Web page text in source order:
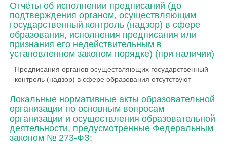
Отчёты об исполнении предписаний (до
подтверждения органом, осуществляющим
государственный контроль (надзор) в сфере
образования, исполнения предписания или
признания его недействительным в
установленном законом порядке) (при наличии)
Предписания органов осуществляющих государственный
контроль (надзор) в сфере образования отсутствуют
Локальные нормативные акты образовательной
организации по основным вопросам
организации и осуществления образовательной
деятельности, предусмотренные Федеральным
законом № 273-ФЗ: